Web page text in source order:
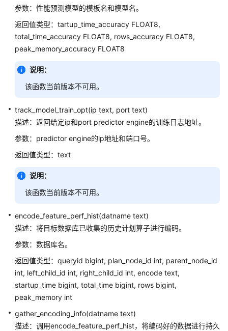
开
指
南
（分
布
式
_V2.0-
3.x）
开
指
南
（集
中
式
数
据
库
统
概
述
数
参数：性能预测模型的模板名和模型名。
返回值类型：tartup_time_accuracy FLOAT8,
total_time_accuracy FLOAT8, rows_accuracy FLOAT8,
peak_memory_accuracy FLOAT8
说明：
该函数当前版本不可用。
track_model_train_opt(ip text, port text)
描述：返回给定ip和port predictor engine的训练日志地址。
参数：predictor engine的ip地址和端口号。
返回值类型：text
说明：
该函数当前版本不可用。
encode_feature_perf_hist(datname text)
描述：将目标数据库已收集的历史计划算子进行编码。
参数：数据库名。
返回值类型：queryid bigint, plan_node_id int, parent_node_id
int, left_child_id int, right_child_id int, encode text,
startup_time bigint, total_time bigint, rows bigint,
peak_memory int
gather_encoding_info(datname text)
描述：调用encode_feature_perf_hist，将编码好的数据进行持久